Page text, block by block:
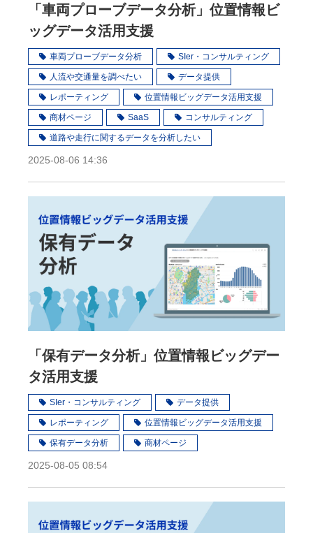
「車両プローブデータ分析」位置情報ビ
ッグデータ活用支援
車両プローブデータ分析 SIer・コンサルティング
人流や交通量を調べたい データ提供
レポーティング 位置情報ビッグデータ活用支援
商材ページ SaaS コンサルティング
道路や走行に関するデータを分析したい
2025-08-06 14:36
「保有データ分析」位置情報ビッグデー
タ活用支援
SIer・コンサルティング データ提供
レポーティング 位置情報ビッグデータ活用支援
保有データ分析 商材ページ
2025-08-05 08:54